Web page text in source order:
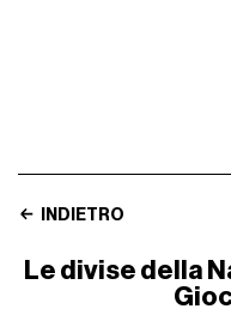
INDIETRO
Le divise della